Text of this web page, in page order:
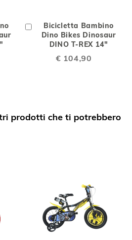
Bicicletta Bambino
Dino Bikes Dinosaur
DINO T-REX 14"
€ 104,90
Aggiungi
Carrello
prodotti che ti potrebbero